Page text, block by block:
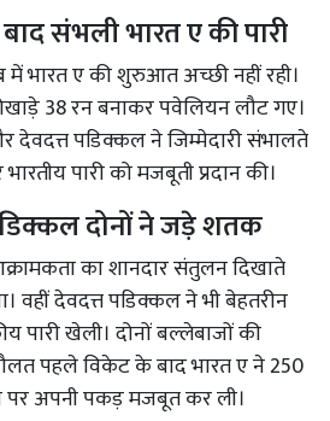
संभली भारत ए की पारी
भारत ए की शुरुआत अच्छी नहीं रही।
38 रन बनाकर पवेलियन लौट गए।
देवदत्त पडिक्कल ने जिम्मेदारी संभालते
पारी को मजबूती प्रदान की।
दोनों ने जड़े शतक
का शानदार संतुलन दिखाते
वहीं देवदत्त पडिक्कल ने भी बेहतरीन
पारी खेली। दोनों बल्लेबाजों की
पहले विकेट के बाद भारत ए ने 250
अपनी पकड़ मजबूत कर ली।